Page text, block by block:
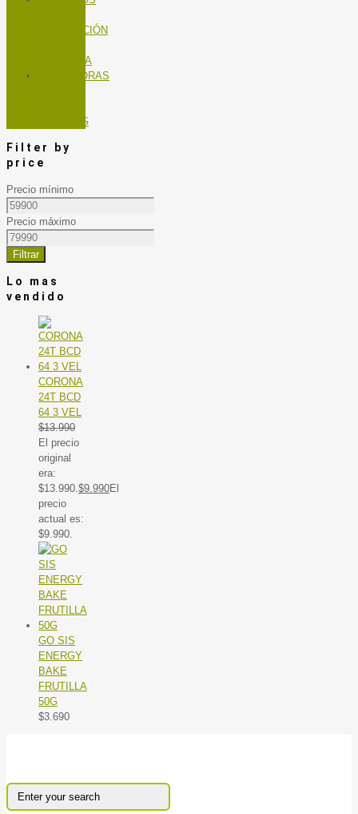
MANTENCIÓN
BICICLETA
TROTADORAS
SPINNING
Filter by
price
Precio mínimo
Precio máximo
Filtrar
Lo mas
vendido
CORONA
24T BCD
64 3 VEL
$13.990
El precio
original
era:
$13.990.$9.990El
precio
actual es:
$9.990.
GO SIS
ENERGY
BAKE
FRUTILLA
50G
$3.690